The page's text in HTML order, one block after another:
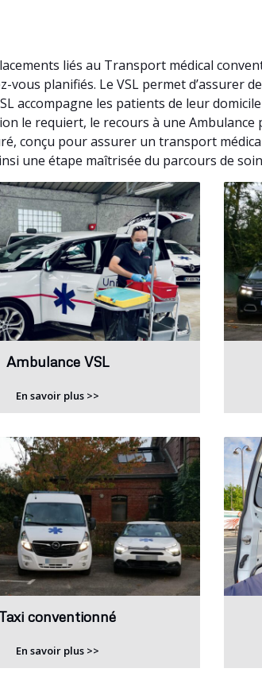
liés au Transport médical
vous planifiés. Le VSL permet d’assurer
accompagne les patients de leur
le requiert, le recours à une Ambulance
conçu pour assurer un transport
une étape maîtrisée du parcours de
Ambulance VSL
En savoir plus >>
Taxi conventionné
En savoir plus >>